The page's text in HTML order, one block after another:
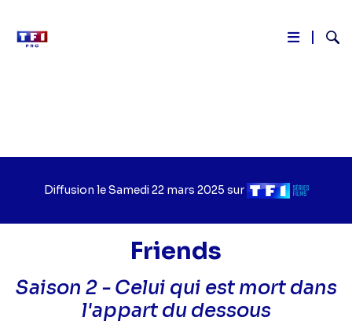
Diffusion leJour
diffusion
Samedi 22 mars 2025 sur Chaîne
diffusion
Friends
Saison 2 -Celui qui est mort dans
l'appart du dessous